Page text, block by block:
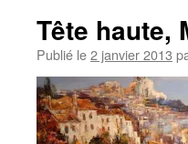
Tête
Publié le2 janvier 2013